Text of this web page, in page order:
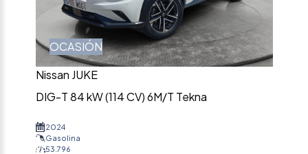
OCASIÓN
Nissan JUKE
DIG-T 84 kW (114 CV) 6M/T Tekna
2024
Gasolina
53.796